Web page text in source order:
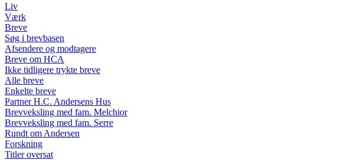
Liv
Værk
Breve
Søg i brevbasen
Afsendere og modtagere
Breve om HCA
Ikke tidligere trykte breve
Alle breve
Enkelte breve
Partner H.C. Andersens Hus
Brevveksling med fam. Melchior
Brevveksling med fam. Serre
Rundt om Andersen
Forskning
Titler oversat